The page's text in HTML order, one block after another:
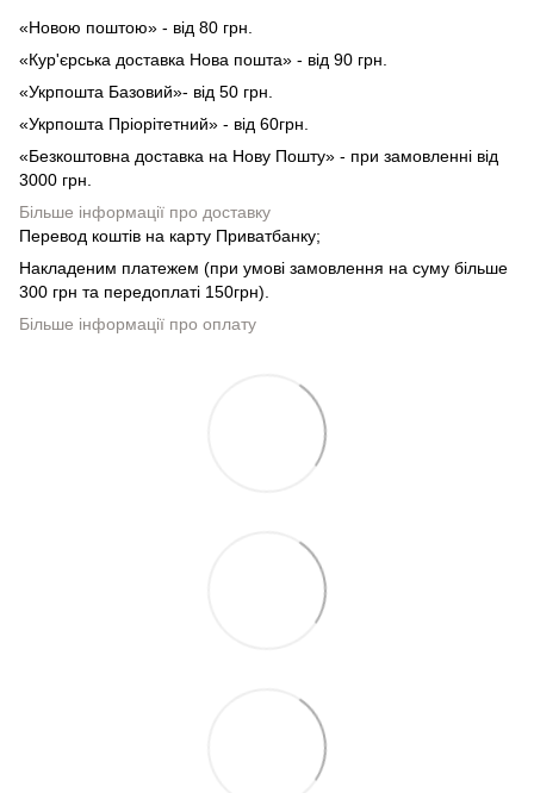
«Новою поштою» - від 80 грн.
«Кур'єрська доставка Нова пошта» - від 90 грн.
«Укрпошта Базовий»- від 50 грн.
«Укрпошта Пріорітетний» - від 60грн.
«Безкоштовна доставка на Нову Пошту» - при замовленні від
3000 грн.
Більше інформації про доставку
Перевод коштів на карту Приватбанку;
Накладеним платежем (при умові замовлення на суму більше
300 грн та передоплаті 150грн).
Більше інформації про оплату